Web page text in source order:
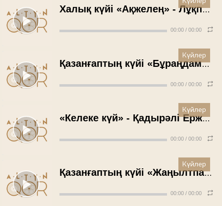
Халық күйі «Ақжелең» - Лұқпан Мұхитов (1959 жыл)
00:00 / 00:00
Қазанғаптың күйі «Бұраңдама, келіншек» - Қадырәлі Ержанов (1960 жыл)
00:00 / 00:00
Күйлер
«Келеке күй» - Қадырәлі Ержанов (1960 жыл)
00:00 / 00:00
Күйлер
Қазанғаптың күйі «Жаңылтпаш» - Қадырәлі Ержанов (1960 жыл)
00:00 / 00:00
Күйлер